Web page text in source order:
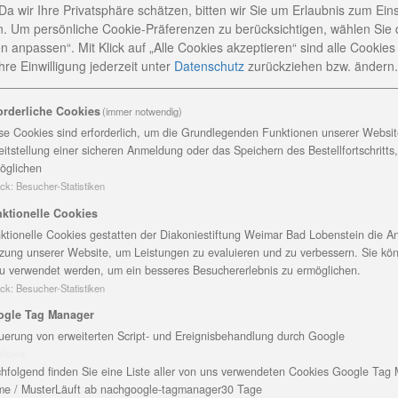
Worten der Bewohner und ihrer Angehörigen.
Briefe mit positivem Feedback, freundlichen Worten
ins Haus gegeben“, sagt Ulrike Holitschke, Leiterin
Sie und ihr Team sind überwältigt von den Zeichen
als 80 altgewordene, hilfebedürftige Menschen. Seit
herrschen, ist das Leben dort anders,
in diesen Wochen aus ganz Weimar.
Postkarten und Bilder. Zum Muttertag
Heft einer Weimarerin. Die Freude über diese
wieder nehmen die Frauen die liebevoll
darin leise für sich selbst oder laut zu lesen, zu
Wertschätzung ankommt.
der Herren ist groß“, so Charlotte Lückhoff,
in den vergangenen Wochen erreichten:
Versand eine große Menge an frischen Blumen
wir Ihre Privatsphäre schätzen, bitten wir Sie um Erlaubnis zum
Um persönliche Cookie-Präferenzen zu berücksichtigen, wählen Sie
anpassen“. Mit Klick auf „Alle Cookies akzeptieren“ sind alle
Einwilligung jederzeit unter Datenschutz zurückziehen bzw. ändern.
Cookies(immer notwendig)
Cookies sind erforderlich, um die Grundlegenden Funktionen unserer
einer sicheren Anmeldung oder das Speichern des
: Besucher-Statistiken
Cookies
Cookies gestatten der Diakoniestiftung Weimar Bad Lobenstein die
unserer Website, um Leistungen zu evaluieren und zu verbessern. Sie
verwendet werden, um ein besseres Besuchererlebnis zu ermöglichen.
: Besucher-Statistiken
Tag Manager
von erweiterten Script- und Ereignisbehandlung durch Google
finden Sie eine Liste aller von uns verwendeten Cookies Google Tag
/ MusterLäuft ab nachgoogle-tagmanager30 Tage